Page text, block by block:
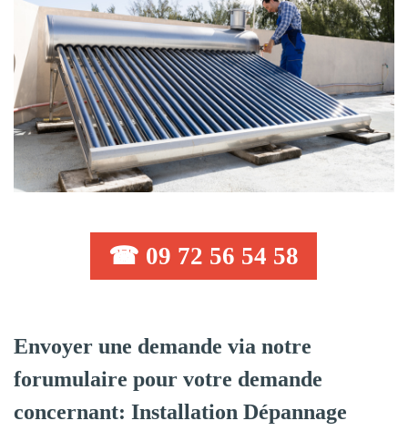
☎ 09 72 56 54 58
Envoyer une demande via notre
forumulaire pour votre demande
concernant: Installation Dépannage